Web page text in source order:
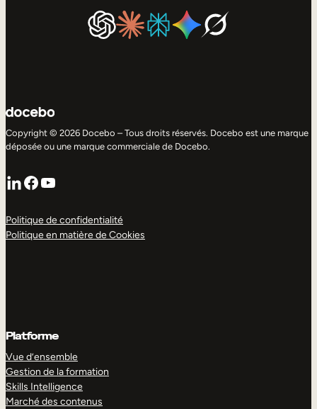
Copyright © 2026 Docebo – Tous droits réservés. Docebo est une marque
déposée ou une marque commerciale de Docebo.
LinkedIn
Facebook
YouTube
Politique de confidentialité
Politique en matière de Cookies
Platforme
Vue d’ensemble
Gestion de la formation
Skills Intelligence
Marché des contenus